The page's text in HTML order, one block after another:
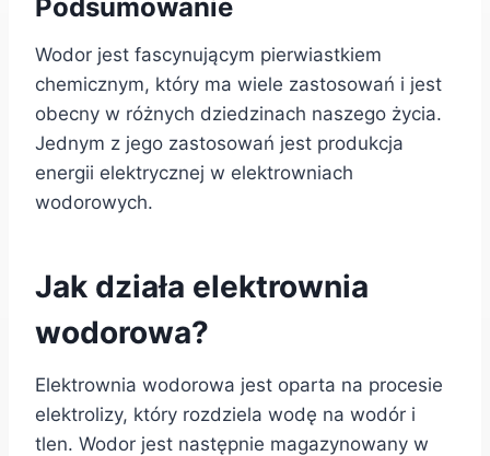
Podsumowanie
Wodor jest fascynującym pierwiastkiem
chemicznym, który ma wiele zastosowań i jest
obecny w różnych dziedzinach naszego życia.
Jednym z jego zastosowań jest produkcja
energii elektrycznej w elektrowniach
wodorowych.
Jak działa elektrownia
wodorowa?
Elektrownia wodorowa jest oparta na procesie
elektrolizy, który rozdziela wodę na wodór i
tlen. Wodor jest następnie magazynowany w